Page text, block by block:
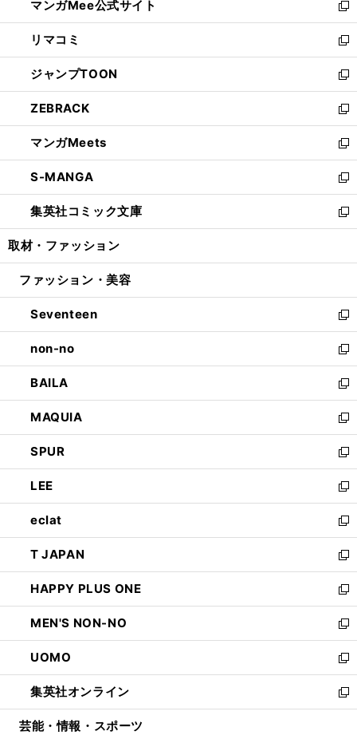
く
ド
ウ
で
開
く
ィ
ン
ド
ウ
で
開
く
い
ウ
ィ
ン
ド
ウ
で
開
く
マンガMee公式サイト
新
し
い
ウ
ィ
ン
ド
ウ
で
開
く
リマコミ
新
し
い
ウ
ィ
ン
ド
ウ
で
開
く
ジャンプTOON
新
し
い
ウ
ィ
ン
ド
ウ
で
開
ZEBRACK
新
し
い
ウ
ィ
ン
ド
ウ
開
マンガMeets
新
し
い
ウ
ィ
ン
ウ
開
く
S-MANGA
新
し
い
ウ
ン
ウ
で
開
く
集英社コミック文庫
新
し
ウ
ン
ド
ウ
で
開
く
取材・ファッション
ファッション・美容
Seventeen
新
し
い
ウ
ィ
ン
ド
ウ
で
開
く
non-no
新
し
い
ウ
ィ
ン
ド
ウ
で
開
く
BAILA
新
し
い
ウ
ィ
ン
ド
ウ
で
開
く
MAQUIA
新
し
い
ウ
ィ
ン
ド
ウ
で
開
く
SPUR
新
し
い
ウ
ィ
ン
ド
ウ
で
開
く
LEE
新
し
い
ウ
ィ
ン
ド
ウ
で
開
く
eclat
新
し
い
ウ
ィ
ン
ド
ウ
で
開
く
T JAPAN
新
し
い
ウ
ィ
ン
ド
ウ
で
開
HAPPY PLUS ONE
新
し
い
ウ
ィ
ン
ド
ウ
MEN'S NON-NO
新
し
い
ウ
ィ
ン
UOMO
新
し
い
ウ
集英社オンライン
新
し
芸能・情報・スポーツ